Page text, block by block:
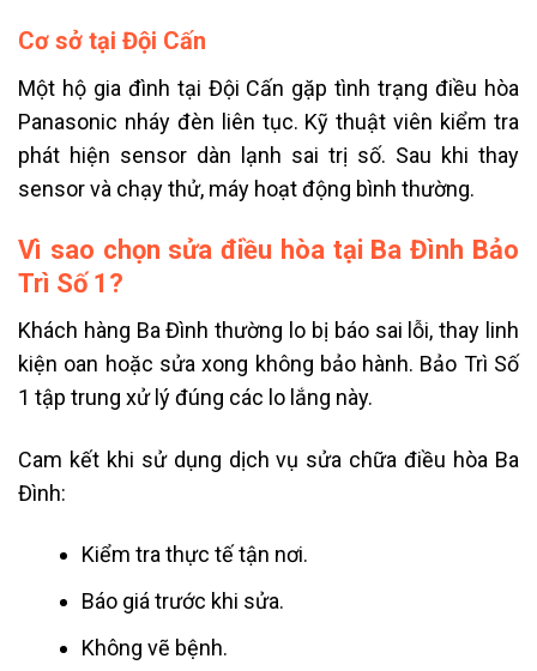
Cơ sở tại Đội Cấn
Một hộ gia đình tại Đội Cấn gặp tình trạng điều hòa
Panasonic nháy đèn liên tục. Kỹ thuật viên kiểm tra
phát hiện sensor dàn lạnh sai trị số. Sau khi thay
sensor và chạy thử, máy hoạt động bình thường.
Vì sao chọn sửa điều hòa tại Ba Đình Bảo
Trì Số 1?
Khách hàng Ba Đình thường lo bị báo sai lỗi, thay linh
kiện oan hoặc sửa xong không bảo hành. Bảo Trì Số
1 tập trung xử lý đúng các lo lắng này.
Cam kết khi sử dụng dịch vụ sửa chữa điều hòa Ba
Đình:
Kiểm tra thực tế tận nơi.
Báo giá trước khi sửa.
Không vẽ bệnh.